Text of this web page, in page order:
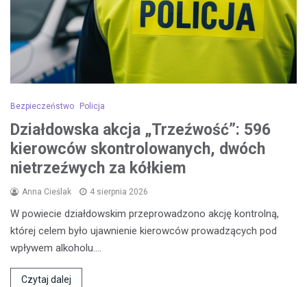
Bezpieczeństwo Policja
Działdowska akcja „Trzeźwość”: 596
kierowców skontrolowanych, dwóch
nietrzeźwych za kółkiem
Anna Cieślak 4 sierpnia 2026
W powiecie działdowskim przeprowadzono akcję kontrolną,
której celem było ujawnienie kierowców prowadzących pod
wpływem alkoholu.…
Czytaj dalej